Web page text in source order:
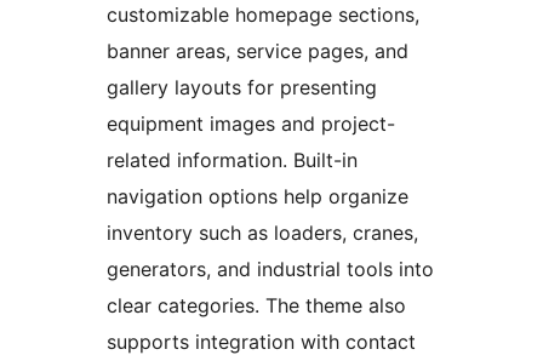
customizable homepage sections,
banner areas, service pages, and
gallery layouts for presenting
equipment images and project-
related information. Built-in
navigation options help organize
inventory such as loaders, cranes,
generators, and industrial tools into
clear categories. The theme also
supports integration with contact